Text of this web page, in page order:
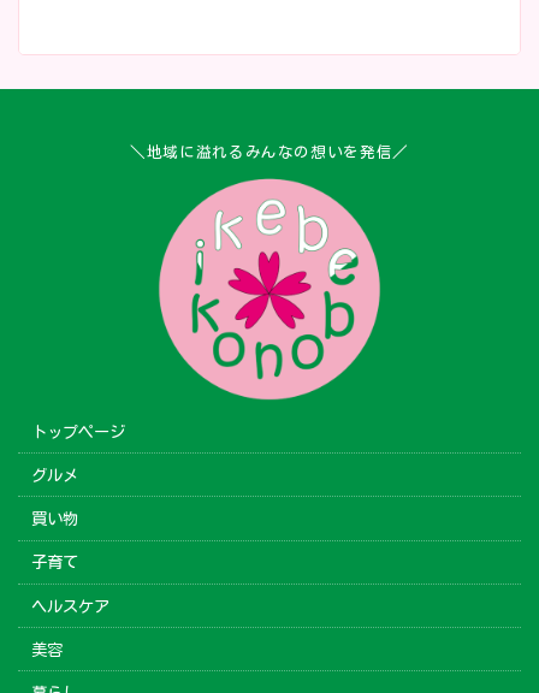
＼地域に溢れるみんなの想いを発信／
トップページ
グルメ
買い物
子育て
ヘルスケア
美容